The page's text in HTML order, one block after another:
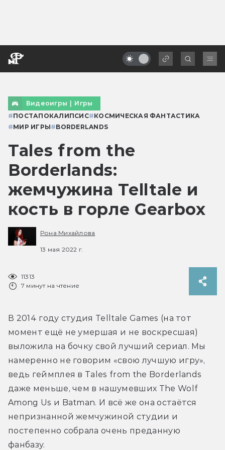
Видеоигры | Игры
#ПОСТАПОКАЛИПСИС#КОСМИЧЕСКАЯ ФАНТАСТИКА
#МИР ИГРЫ#BORDERLANDS
Tales from the
Borderlands:
жемчужина Telltale и
кость в горле Gearbox
Рона Михайлова
13 мая 2022 г.
11313
7 минут на чтение
В 2014 году студия Telltale Games (на тот
момент ещё не умершая и не воскресшая)
выложила на бочку свой лучший сериал. Мы
намеренно не говорим «свою лучшую игру»,
ведь геймплея в Tales from the Borderlands
даже меньше, чем в нашумевших The Wolf
Among Us и Batman. И всё же она остаётся
непризнанной жемчужиной студии и
постепенно собрала очень преданную
фанбазу.